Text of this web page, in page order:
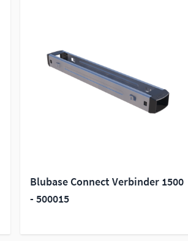
Blubase Connect Verbinder 1500
- 500015